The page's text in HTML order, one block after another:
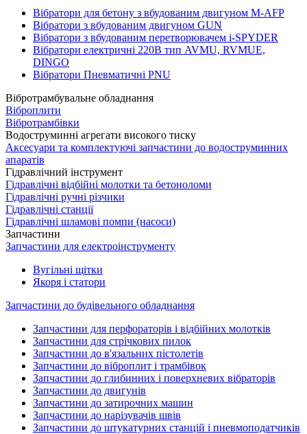
Вібратори для бетону з вбудованим двигуном M-AFP
Вібратори з вбудованим двигуном GUN
Вібратори з вбудованим перетворювачем i-SPYDER
Вібратори електричні 220B тип AVMU, RVMUE,
DINGO
Вібратори Пневматичні PNU
Вібротрамбувальне обладнання
Віброплити
Вібротрамбівки
Водоструминні агрегати високого тиску
Аксесуари та комплектуючі запчастини до водоструминних
апаратів
Гідравлічний інструмент
Гідравлічні відбійні молотки та бетоноломи
Гідравлічні ручні різчики
Гідравлічні станції
Гідравлічні шламові помпи (насоси)
Запчастини
Запчастини для електроінструменту
Вугільні щітки
Якоря і статори
Запчастини до будівельного обладнання
Запчастини для перфораторів і відбійних молотків
Запчастини для стрічкових пилок
Запчастини до в'язальних пістолетів
Запчастини до віброплит і трамбівок
Запчастини до глибинних і поверхневих вібраторів
Запчастини до двигунів
Запчастини до затирочних машин
Запчастини до нарізувачів швів
Запчастини до штукатурних станцій і пневмоподатчиків